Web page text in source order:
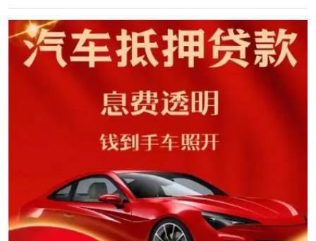
方案，为广大客户排忧解难，建立了多方位、稳固的渠道合
作关系，成为渠道与客户之间的纽带和桥梁， ...